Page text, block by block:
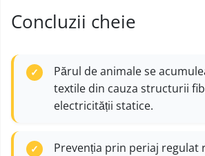
Concluzii cheie
Părul de animale se
textile din cauza structurii
electricității statice.
Prevenția prin periaj regulat